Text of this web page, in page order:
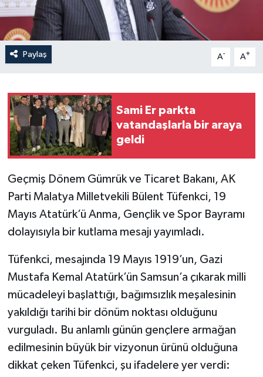
Paylaş A- A+
Sami Er parkta
vatandaşlarla bir araya
geldi
Geçmiş Dönem Gümrük ve Ticaret Bakanı, AK
Parti Malatya Milletvekili Bülent Tüfenkci, 19
Mayıs Atatürk’ü Anma, Gençlik ve Spor Bayramı
dolayısıyla bir kutlama mesajı yayımladı.
Tüfenkci, mesajında 19 Mayıs 1919’un, Gazi
Mustafa Kemal Atatürk’ün Samsun’a çıkarak milli
mücadeleyi başlattığı, bağımsızlık meşalesinin
yakıldığı tarihi bir dönüm noktası olduğunu
vurguladı. Bu anlamlı günün gençlere armağan
edilmesinin büyük bir vizyonun ürünü olduğuna
dikkat çeken Tüfenkci, şu ifadelere yer verdi:
Yaşam